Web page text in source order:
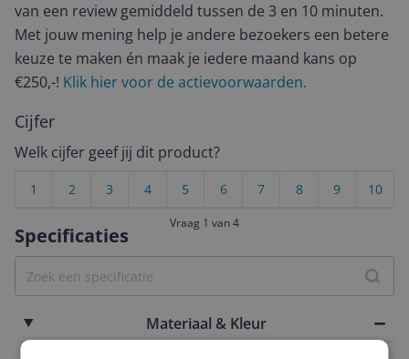
Specificaties
Materiaal & Kleur
van een review gemiddeld tussen de 3 en 10 minuten.
Met jouw mening help je andere bezoekers een betere
keuze te maken én maak je iedere maand kans op
€250,-! Klik hier voor de actievoorwaarden.
Cijfer
Welk cijfer geef jij dit product?
10
9
8
7
6
5
4
3
2
1
Vraag 1 van 4